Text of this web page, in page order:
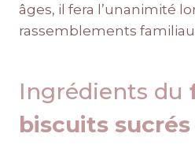
âges, il fera l’unanimité
rassemblements
Ingrédients du
biscuits sucrés